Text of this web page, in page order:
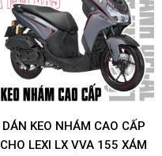
DÁN KEO NHÁM CAO CẤP
CHO LEXI LX VVA 155 XÁM